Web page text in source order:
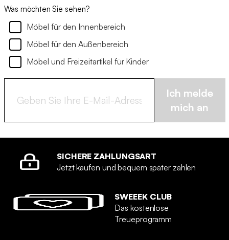
Was möchten Sie sehen?
Möbel für den Innenbereich
Möbel für den Außenbereich
Möbel und Freizeitartikel für Kinder
Ich melde
mich an
SICHERE ZAHLUNGSART
Jetzt kaufen und bequem später zahlen
SWEEEK CLUB
Das kostenlose
Treueprogramm